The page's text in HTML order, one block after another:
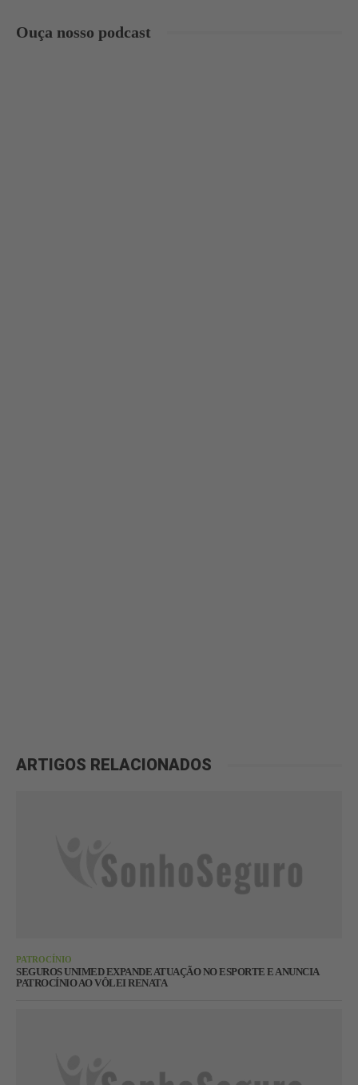
Ouça nosso podcast
ARTIGOS RELACIONADOS
PATROCÍNIO
SEGUROS UNIMED EXPANDE ATUAÇÃO NO ESPORTE E ANUNCIA
PATROCÍNIO AO VÔLEI RENATA